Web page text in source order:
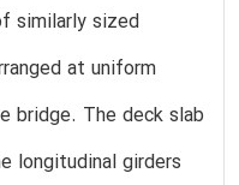
similarly sized
at uniform
bridge. The deck slab
longitudinal girders